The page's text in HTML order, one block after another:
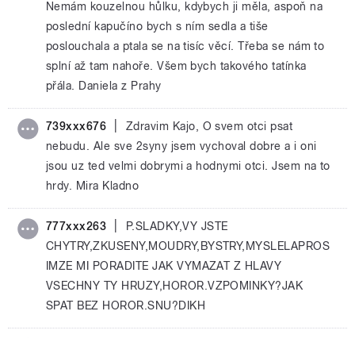
Nemám kouzelnou hůlku, kdybych ji měla, aspoň na
poslední kapučíno bych s ním sedla a tiše
poslouchala a ptala se na tisíc věcí. Třeba se nám to
splní až tam nahoře. Všem bych takového tatínka
přála. Daniela z Prahy
739xxx676
Zdravim Kajo, O svem otci psat
nebudu. Ale sve 2syny jsem vychoval dobre a i oni
jsou uz ted velmi dobrymi a hodnymi otci. Jsem na to
hrdy. Mira Kladno
777xxx263
P.SLADKY,VY JSTE
CHYTRY,ZKUSENY,MOUDRY,BYSTRY,MYSLELAPROS
IMZE MI PORADITE JAK VYMAZAT Z HLAVY
VSECHNY TY HRUZY,HOROR.VZPOMINKY?JAK
SPAT BEZ HOROR.SNU?DIKH